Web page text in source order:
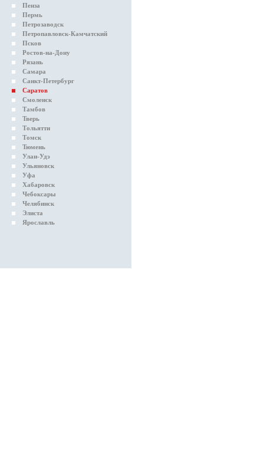
Пенза
Пермь
Петрозаводск
Петропавловск-Камчатский
Псков
Ростов-на-Дону
Рязань
Самара
Санкт-Петербург
Саратов
Смоленск
Тамбов
Тверь
Тольятти
Томск
Тюмень
Улан-Удэ
Ульяновск
Уфа
Хабаровск
Чебоксары
Челябинск
Элиста
Ярославль